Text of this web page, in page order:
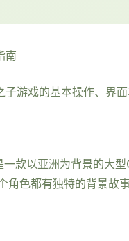
南
游戏的基本操作、界
款以亚洲为背景的大
角色都有独特的背景故